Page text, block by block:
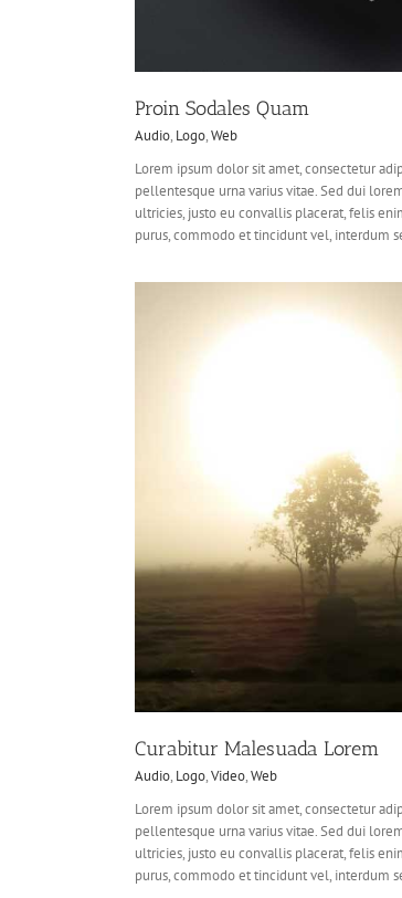
Proin Sodales Quam
Audio, Logo,Web
Lorem ipsum dolor sit amet, consectetur
pellentesque urna varius vitae. Sed dui
ultricies, justo eu convallis placerat, felis
purus, commodo et tincidunt vel, interdum
Curabitur Malesuada Lorem
Audio, Logo,Video,Web
Lorem ipsum dolor sit amet, consectetur
pellentesque urna varius vitae. Sed dui
ultricies, justo eu convallis placerat, felis
purus, commodo et tincidunt vel, interdum